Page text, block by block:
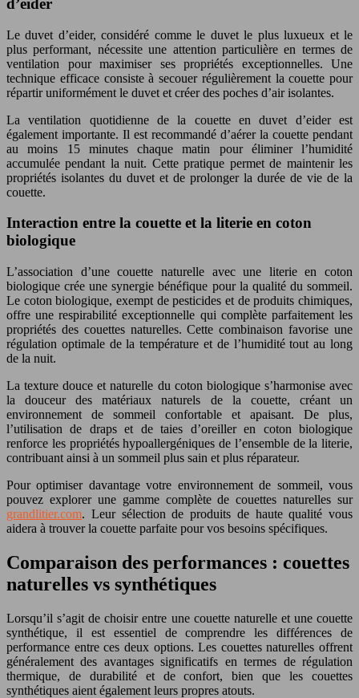
d’eider
Le duvet d’eider, considéré comme le duvet le plus luxueux et le
plus performant, nécessite une attention particulière en termes de
ventilation pour maximiser ses propriétés exceptionnelles. Une
technique efficace consiste à secouer régulièrement la couette pour
répartir uniformément le duvet et créer des poches d’air isolantes.
La ventilation quotidienne de la couette en duvet d’eider est
également importante. Il est recommandé d’aérer la couette pendant
au moins 15 minutes chaque matin pour éliminer l’humidité
accumulée pendant la nuit. Cette pratique permet de maintenir les
propriétés isolantes du duvet et de prolonger la durée de vie de la
couette.
Interaction entre la couette et la literie en coton
biologique
L’association d’une couette naturelle avec une literie en coton
biologique crée une synergie bénéfique pour la qualité du sommeil.
Le coton biologique, exempt de pesticides et de produits chimiques,
offre une respirabilité exceptionnelle qui complète parfaitement les
propriétés des couettes naturelles. Cette combinaison favorise une
régulation optimale de la température et de l’humidité tout au long
de la nuit.
La texture douce et naturelle du coton biologique s’harmonise avec
la douceur des matériaux naturels de la couette, créant un
environnement de sommeil confortable et apaisant. De plus,
l’utilisation de draps et de taies d’oreiller en coton biologique
renforce les propriétés hypoallergéniques de l’ensemble de la literie,
contribuant ainsi à un sommeil plus sain et plus réparateur.
Pour optimiser davantage votre environnement de sommeil, vous
pouvez explorer une gamme complète de couettes naturelles sur
grandlitier.com. Leur sélection de produits de haute qualité vous
aidera à trouver la couette parfaite pour vos besoins spécifiques.
Comparaison des performances : couettes
naturelles vs synthétiques
Lorsqu’il s’agit de choisir entre une couette naturelle et une couette
synthétique, il est essentiel de comprendre les différences de
performance entre ces deux options. Les couettes naturelles offrent
généralement des avantages significatifs en termes de régulation
thermique, de durabilité et de confort, bien que les couettes
synthétiques aient également leurs propres atouts.